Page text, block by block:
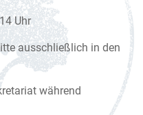
Uhr
ausschließlich in den
während